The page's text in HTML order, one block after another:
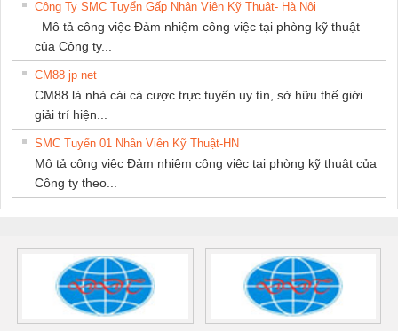
Công Ty SMC Tuyển Gấp Nhân Viên Kỹ Thuật- Hà Nội
Mô tả công việc Đảm nhiệm công việc tại phòng kỹ thuật
của Công ty...
CM88 jp net
CM88 là nhà cái cá cược trực tuyến uy tín, sở hữu thế giới
giải trí hiện...
SMC Tuyển 01 Nhân Viên Kỹ Thuật-HN
Mô tả công việc Đảm nhiệm công việc tại phòng kỹ thuật của
Công ty theo...